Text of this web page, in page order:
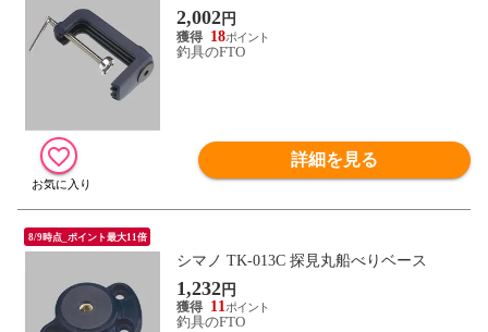
2,002円
18
釣具のFTO
詳細を見る
8/9時点_ポイント最大11倍
シマノ TK-013C 探見丸船べりベース
1,232円
11
釣具のFTO